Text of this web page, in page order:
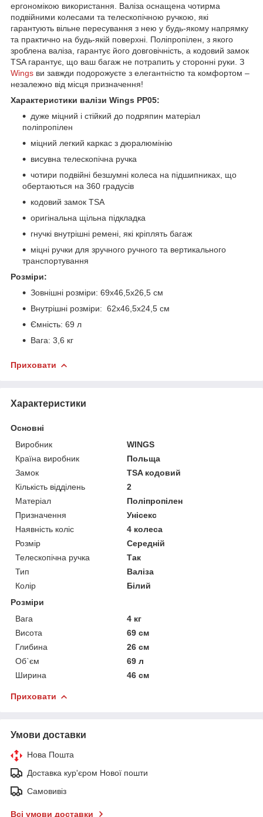
ергономікою використання. Валіза оснащена чотирма
подвійними колесами та телескопічною ручкою, які
гарантують вільне пересування з нею у будь-якому напрямку
та практично на будь-якій поверхні. Поліпропілен, з якого
зроблена валіза, гарантує його довговічність, а кодовий замок
TSA гарантує, що ваш багаж не потрапить у сторонні руки. З
Wings ви завжди подорожуєте з елегантністю та комфортом –
незалежно від місця призначення!
Характеристики валізи Wings PP05:
дуже міцний і стійкий до подряпин матеріал
поліпропілен
міцний легкий каркас з дюралюмінію
висувна телескопічна ручка
чотири подвійні безшумні колеса на підшипниках, що
обертаються на 360 градусів
кодовий замок TSA
оригінальна щільна підкладка
гнучкі внутрішні ремені, які кріплять багаж
міцні ручки для зручного ручного та вертикального
транспортування
Розміри:
Зовнішні розміри: 69x46,5x26,5 см
Внутрішні розміри: 62x46,5x24,5 см
Ємність: 69 л
Вага: 3,6 кг
Приховати
Характеристики
Основні
Виробник
WINGS
Країна виробник
Польща
Замок
TSA кодовий
Кількість відділень
2
Матеріал
Поліпропілен
Призначення
Унісекс
Наявність коліс
4 колеса
Розмір
Середній
Телескопічна ручка
Так
Тип
Валіза
Колір
Білий
Розміри
Вага
4 кг
Висота
69 см
Глибина
26 см
Об`єм
69 л
Ширина
46 см
Приховати
Умови доставки
Нова Пошта
Доставка кур'єром Нової пошти
Самовивіз
Всі умови доставки